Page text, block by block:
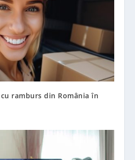
ramburs din România în